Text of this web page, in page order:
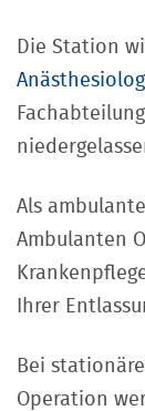
Die Station
Als
Ambulanten
Ihrer
Bei
Operation